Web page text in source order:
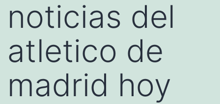
noticias del
atletico de
madrid hoy